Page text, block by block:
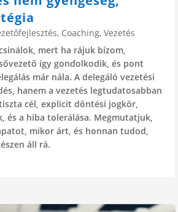
, Coaching, Vezetés
mert ha rájuk bízom,
így gondolkodik, és pont
már nála. A delegáló vezetési
hanem a vezetés legtudatosabban
cél, explicit döntési jogkör,
és a hiba tolerálása. Megmutatjuk,
mikor árt, és honnan tudod,
áll rá.